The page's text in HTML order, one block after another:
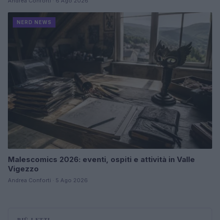
NERD NEWS
Malescomics 2026: eventi, ospiti e attività in Valle
Vigezzo
Andrea Conforti · 5 Ago 2026